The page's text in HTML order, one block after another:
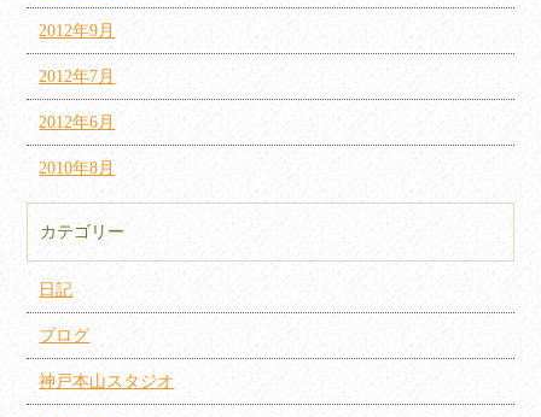
2012年9月
2012年7月
2012年6月
2010年8月
カテゴリー
日記
ブログ
神戸本山スタジオ